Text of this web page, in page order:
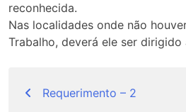
reconhecida.
Nas localidades onde não
Trabalho, deverá ele ser
de
Requerimento – 2